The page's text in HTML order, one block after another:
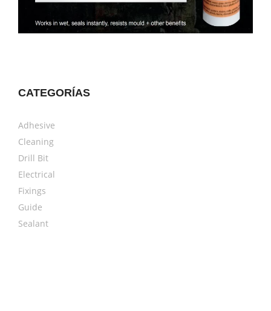
CATEGORÍAS
Adhesive
Cleaning
Drill Bit
Electrical
Fixings
Guide
Sealant